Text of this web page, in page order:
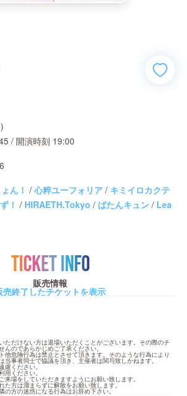
/ 開演時刻 19:00
ん！ / 心粹ユーフォリア / キミイロカクテ
！ / HIRAETH.Tokyo / ばたんキュン / Lea
TICKET INFO
販売情報
売終了したチケットを表示
ただけない方は退場いただくことがございます。その際のチ
んのであらかじめご了承ください。
他危険行為は禁止とさせて頂きます。そのような行為により
当事者同士で協議を頂き、主催者は関与致しかねます。
慮ください。
用ください。
来場をしていただきますようにお願い致します。
た方は溜まらずに解散をお願い致します。
の方の迷惑になる行為はお辞め下さい。